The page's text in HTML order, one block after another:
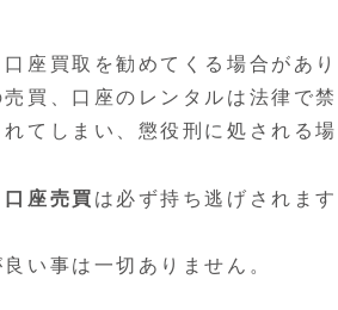
座買取を勧めてくる場合があり
買、口座のレンタルは法律で禁
てしまい、懲役刑に処される場
座売買 は必ず持ち逃げされます
い事は一切ありません。